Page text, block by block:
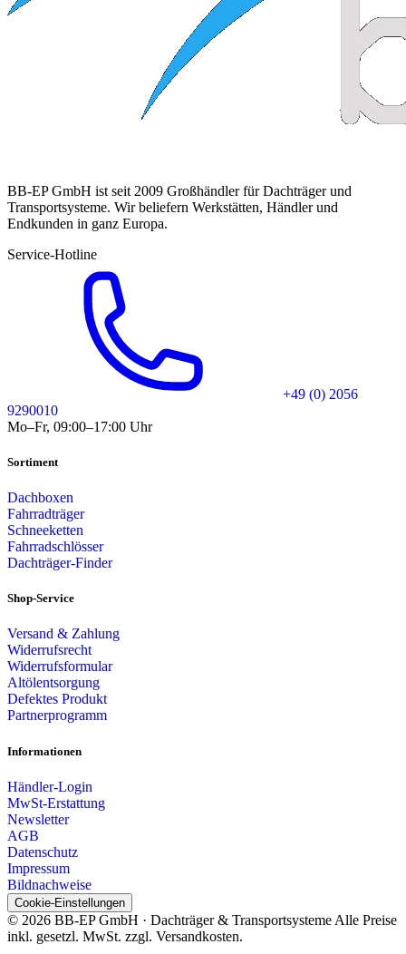
BB-EP GmbH ist seit 2009 Großhändler für Dachträger und
Transportsysteme. Wir beliefern Werkstätten, Händler und
Endkunden in ganz Europa.
Service-Hotline
+49 (0) 2056
9290010
Mo–Fr, 09:00–17:00 Uhr
Sortiment
Dachboxen
Fahrradträger
Schneeketten
Fahrradschlösser
Dachträger-Finder
Shop-Service
Versand & Zahlung
Widerrufsrecht
Widerrufsformular
Altölentsorgung
Defektes Produkt
Partnerprogramm
Informationen
Händler-Login
MwSt-Erstattung
Newsletter
AGB
Datenschutz
Impressum
Bildnachweise
Cookie-Einstellungen
© 2026 BB-EP GmbH · Dachträger & Transportsysteme Alle Preise
inkl. gesetzl. MwSt. zzgl. Versandkosten.